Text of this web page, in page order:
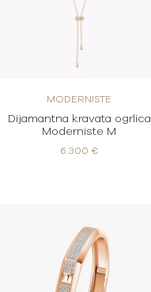
MODERNISTE
Dijamantna kravata ogrlica
Moderniste M
6.300 €